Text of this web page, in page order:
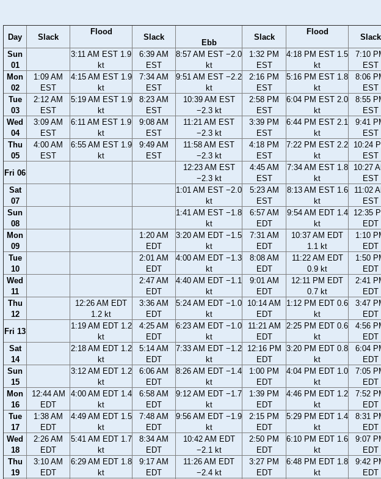
Day Slack
Flood
Slack
Ebb
Slack
Flood
Slack
Sun
01
3:11 AM EST 1.9
kt
6:39 AM
EST
8:57 AM EST −2.0
kt
1:32 PM
EST
4:18 PM EST 1.5
kt
7:10
EST
Mon
02
1:09 AM
EST
4:15 AM EST 1.9
kt
7:34 AM
EST
9:51 AM EST −2.2
kt
2:16 PM
EST
5:16 PM EST 1.8
kt
8:06
EST
Tue
03
2:12 AM
EST
5:19 AM EST 1.9
kt
8:23 AM
EST
10:39 AM EST
−2.3 kt
2:58 PM
EST
6:04 PM EST 2.0
kt
8:55
EST
Wed
04
3:09 AM
EST
6:11 AM EST 1.9
kt
9:08 AM
EST
11:21 AM EST
−2.3 kt
3:39 PM
EST
6:44 PM EST 2.1
kt
9:41
EST
Thu
05
4:00 AM
EST
6:55 AM EST 1.9
kt
9:49 AM
EST
11:58 AM EST
−2.3 kt
4:18 PM
EST
7:22 PM EST 2.2
kt
10:24
EST
Fri 06
12:23 AM EST
−2.3 kt
4:45 AM
EST
7:34 AM EST 1.8
kt
10:27
EST
Sat
07
1:01 AM EST −2.0
kt
5:23 AM
EST
8:13 AM EST 1.6
kt
11:02
EST
Sun
08
1:41 AM EST −1.8
kt
6:57 AM
EDT
9:54 AM EDT 1.4
kt
12:35
EDT
Mon
09
1:20 AM
EDT
3:20 AM EDT −1.5
kt
7:31 AM
EDT
10:37 AM EDT
1.1 kt
1:10
EDT
Tue
10
2:01 AM
EDT
4:00 AM EDT −1.3
kt
8:08 AM
EDT
11:22 AM EDT
0.9 kt
1:50
EDT
Wed
11
2:47 AM
EDT
4:40 AM EDT −1.1
kt
9:01 AM
EDT
12:11 PM EDT
0.7 kt
2:41
EDT
Thu
12
12:26 AM EDT
1.2 kt
3:36 AM
EDT
5:24 AM EDT −1.0
kt
10:14 AM
EDT
1:12 PM EDT 0.6
kt
3:47
EDT
Fri 13
1:19 AM EDT 1.2
kt
4:25 AM
EDT
6:23 AM EDT −1.0
kt
11:21 AM
EDT
2:25 PM EDT 0.6
kt
4:56
EDT
Sat
14
2:18 AM EDT 1.2
kt
5:14 AM
EDT
7:33 AM EDT −1.2
kt
12:16 PM
EDT
3:20 PM EDT 0.8
kt
6:04
EDT
Sun
15
3:12 AM EDT 1.2
kt
6:06 AM
EDT
8:26 AM EDT −1.4
kt
1:00 PM
EDT
4:04 PM EDT 1.0
kt
7:05
EDT
Mon
16
12:44 AM
EDT
4:00 AM EDT 1.4
kt
6:58 AM
EDT
9:12 AM EDT −1.7
kt
1:39 PM
EDT
4:46 PM EDT 1.2
kt
7:52
EDT
Tue
17
1:38 AM
EDT
4:49 AM EDT 1.5
kt
7:48 AM
EDT
9:56 AM EDT −1.9
kt
2:15 PM
EDT
5:29 PM EDT 1.4
kt
8:31
EDT
Wed
18
2:26 AM
EDT
5:41 AM EDT 1.7
kt
8:34 AM
EDT
10:42 AM EDT
−2.1 kt
2:50 PM
EDT
6:10 PM EDT 1.6
kt
9:07
EDT
Thu
19
3:10 AM
EDT
6:29 AM EDT 1.8
kt
9:17 AM
EDT
11:26 AM EDT
−2.4 kt
3:27 PM
EDT
6:48 PM EDT 1.8
kt
9:42
EDT